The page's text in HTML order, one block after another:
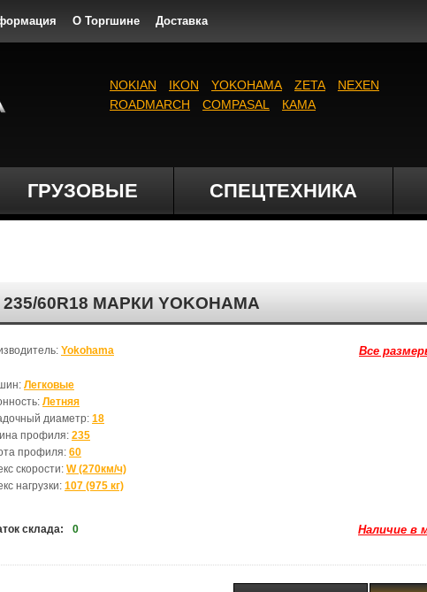
О Торгшине Доставка
ГРУЗОВЫЕ СПЕЦТЕХНИКА
NOKIAN IKON YOKOHAMA ZETA
NEXEN
ROADMARCH
COMPASAL КАМА
60R18 МАРКИ YOKOHAMA
Все
Yokohama
Легковые
Летняя
диаметр: 18
профиля: 235
профиля: 60
скорости: W (270км/ч)
нагрузки: 107 (975 кг)
склада: 0 Наличие в